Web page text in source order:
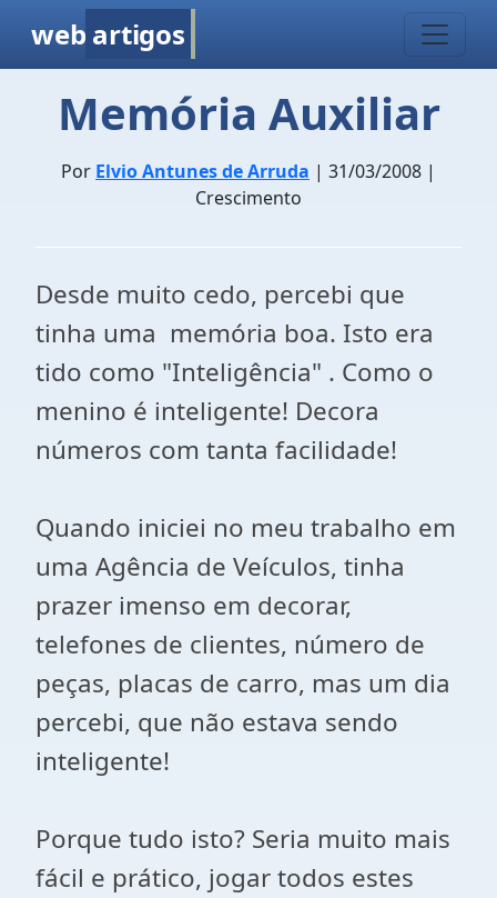
web artigos
Memória Auxiliar
Por Elvio Antunes de Arruda | 31/03/2008 |
Crescimento
Desde muito cedo, percebi que
tinha uma memória boa. Isto era
tido como "Inteligência" . Como o
menino é inteligente! Decora
números com tanta facilidade!
Quando iniciei no meu trabalho em
uma Agência de Veículos, tinha
prazer imenso em decorar,
telefones de clientes, número de
peças, placas de carro, mas um dia
percebi, que não estava sendo
inteligente!
Porque tudo isto? Seria muito mais
fácil e prático, jogar todos estes